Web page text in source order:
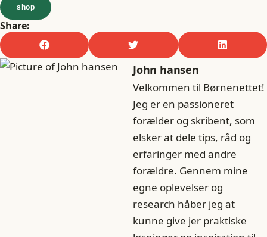
shop
Share:
John hansen
Velkommen til Børnenettet!
Jeg er en passioneret
forælder og skribent, som
elsker at dele tips, råd og
erfaringer med andre
forældre. Gennem mine
egne oplevelser og
research håber jeg at
kunne give jer praktiske